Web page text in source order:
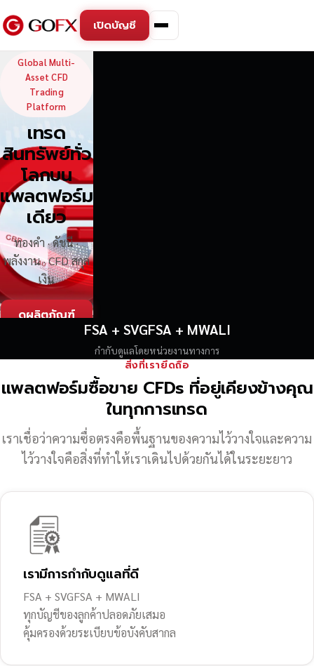
เปิดบัญชี
GoFX — Global Multi-
Global Multi-
Asset CFD
Trading
Platform
เทรด
สินทรัพย์ทั่ว
โลกบน
แพลตฟอร์ม
เดียว
ทองคำ · ดัชนี ·
พลังงาน · CFD สกุล
เงิน
ดูผลิตภัณฑ์
FSA + SVGFSA + MWALI
กำกับดูแลโดยหน่วยงานทางการ
สิ่งที่เรายึดถือ
แพลตฟอร์มซื้อขาย CFDs ที่อยู่เคียงข้างคุณ
ในทุกการเทรด
เราเชื่อว่าความซื่อตรงคือพื้นฐานของความไว้วางใจและความ
ไว้วางใจคือสิ่งที่ทำให้เราเดินไปด้วยกันได้ในระยะยาว
เรามีการกำกับดูแลที่ดี
FSA + SVGFSA + MWALI
ทุกบัญชีของลูกค้าปลอดภัยเสมอ
คุ้มครองด้วยระเบียบข้อบังคับสากล